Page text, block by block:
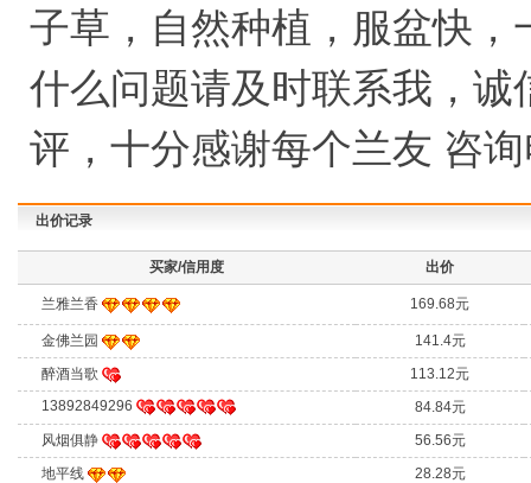
子草，自然种植，服盆快
什么问题请及时联系我，
评，十分感谢每个兰友 咨
出价记录
买家/信用度 出价
兰雅兰香 169.68元
金佛兰园
141.4元
醉酒当歌
113.12元
13892849296
84.84元
风烟俱静
56.56元
地平线
28.28元